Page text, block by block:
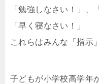
「勉強しなさい！」、
「早く寝なさい！」
これらはみんな「指示
子どもが小学校高学年